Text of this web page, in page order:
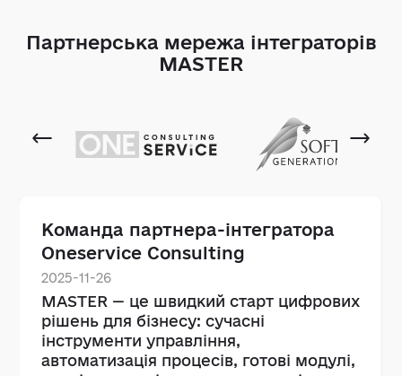
Партнерська мережа інтеграторів
MASTER
Команда партнера-інтегратора
Oneservice Consulting
2025-11-26
MASTER — це швидкий старт цифрових
рішень для бізнесу: сучасні
інструменти управління,
автоматизація процесів, готові модулі,